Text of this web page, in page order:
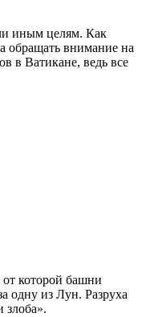
иным целям. Как
обращать внимание на
в Ватикане, ведь все
которой башни
одну из Лун. Разруха
злоба».